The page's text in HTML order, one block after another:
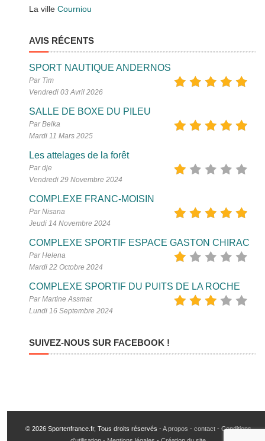
La villeCourniou
AVIS RÉCENTS
SPORT NAUTIQUE ANDERNOS
Par Tim
Vendredi 03 Avril 2026
SALLE DE BOXE DU PILEU
Par Belka
Mardi 11 Mars 2025
Les attelages de la forêt
Par dje
Vendredi 29 Novembre 2024
COMPLEXE FRANC-MOISIN
Par Nisana
Jeudi 14 Novembre 2024
COMPLEXE SPORTIF ESPACE GASTON CHIRAC
Par Helena
Mardi 22 Octobre 2024
COMPLEXE SPORTIF DU PUITS DE LA ROCHE
Par Martine Assmat
Lundi 16 Septembre 2024
SUIVEZ-NOUS SUR FACEBOOK !
© 2026 Sportenfrance.fr, Tous droits réservés -A propos - contact- Conditions